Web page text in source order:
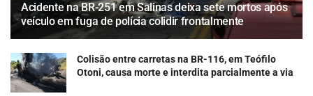
Acidente na BR-251 em Salinas deixa sete mortos após
veículo em fuga de polícia colidir frontalmente
Colisão entre carretas na BR-116, em Teófilo
Otoni, causa morte e interdita parcialmente a via